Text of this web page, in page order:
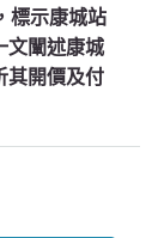
標示康城站
文闡述康城
其開價及付